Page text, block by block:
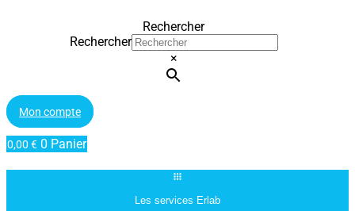
Rechercher
Rechercher
×
Mon compte
0,00 € 0 Panier
Les services Erlab